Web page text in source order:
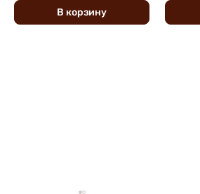
В корзину